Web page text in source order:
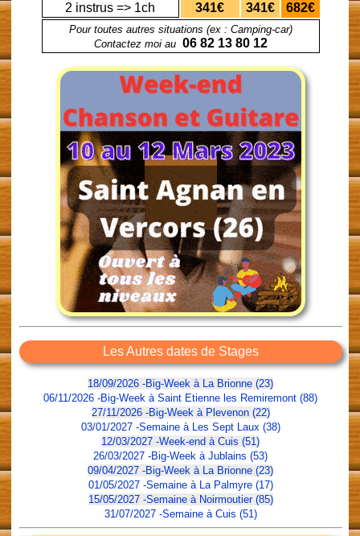
2 instrus => 1ch
341€ 341€ 682€
Pour toutes autres situations (ex : Camping-car)
Contactez moi au 06 82 13 80 12
Les Autres dates de Stages
18/09/2026 -Big-Week à La Brionne (23)
06/11/2026 -Big-Week à Saint Etienne les Remiremont (88)
27/11/2026 -Big-Week à Plevenon (22)
03/01/2027 -Semaine à Les Sept Laux (38)
12/03/2027 -Week-end à Cuis (51)
26/03/2027 -Big-Week à Jublains (53)
09/04/2027 -Big-Week à La Brionne (23)
01/05/2027 -Semaine à La Palmyre (17)
15/05/2027 -Semaine à Noirmoutier (85)
31/07/2027 -Semaine à Cuis (51)